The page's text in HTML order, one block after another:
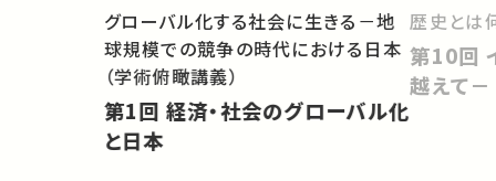
グローバル化する社会に生きる－地
球規模での競争の時代における日本
（学術俯瞰講義）
第1回 経済・社会のグローバル化
と日本
歴史とは
第10回 イブラヒムの旅－境界を
越えて－